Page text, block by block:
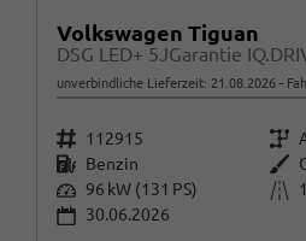
Volkswagen Tiguan
DSG LED+ 5JGarantie
unverbindliche Lieferzeit: 21.08.2026
Fahrzeugnr. 112915 Getriebe
Kraftstoff Benzin Außenfarbe
Leistung 96 kW (131 PS) Kilometerstand
30.06.2026